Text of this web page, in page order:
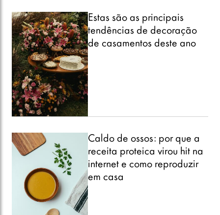
Estas são as principais
tendências de decoração
de casamentos deste ano
Caldo de ossos: por que a
receita proteica virou hit na
internet e como reproduzir
em casa